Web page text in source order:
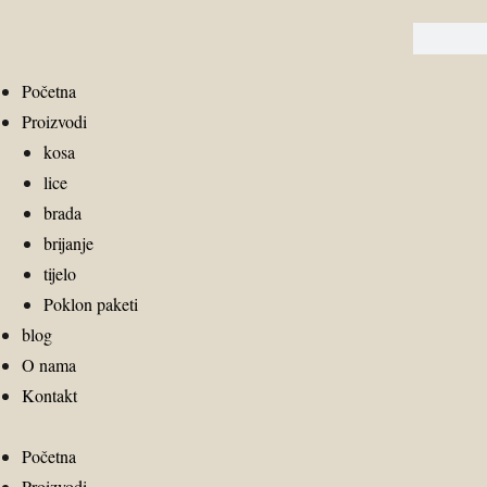
Početna
Proizvodi
kosa
lice
brada
brijanje
tijelo
Poklon paketi
blog
O nama
Kontakt
Početna